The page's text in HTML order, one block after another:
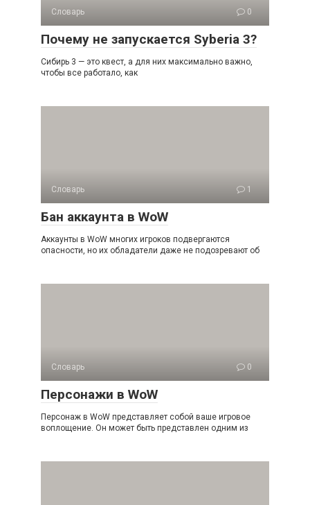
Словарь 0
Почему не запускается Syberia 3?
Сибирь 3 — это квест, а для них максимально важно,
чтобы все работало, как
Словарь 1
Бан аккаунта в WoW
Аккаунты в WoW многих игроков подвергаются
опасности, но их обладатели даже не подозревают об
Словарь 0
Персонажи в WoW
Персонаж в WoW представляет собой ваше игровое
воплощение. Он может быть представлен одним из